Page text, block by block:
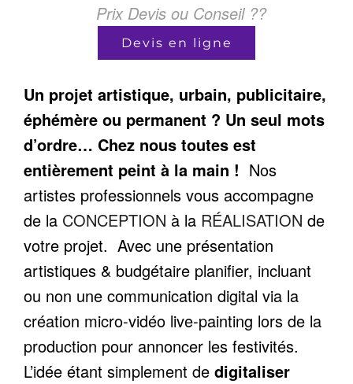
Prix Devis ou Conseil ??
Devis en ligne
Un projet artistique, urbain, publicitaire,
éphémère ou permanent ? Un seul mots
d’ordre… Chez nous toutes est
entièrement peint à la main ! Nos
artistes professionnels vous accompagne
de la CONCEPTION à la RÉALISATION de
votre projet. Avec une présentation
artistiques & budgétaire planifier, incluant
ou non une communication digital via la
création micro-vidéo live-painting lors de la
production pour annoncer les festivités.
L’idée étant simplement de digitaliser